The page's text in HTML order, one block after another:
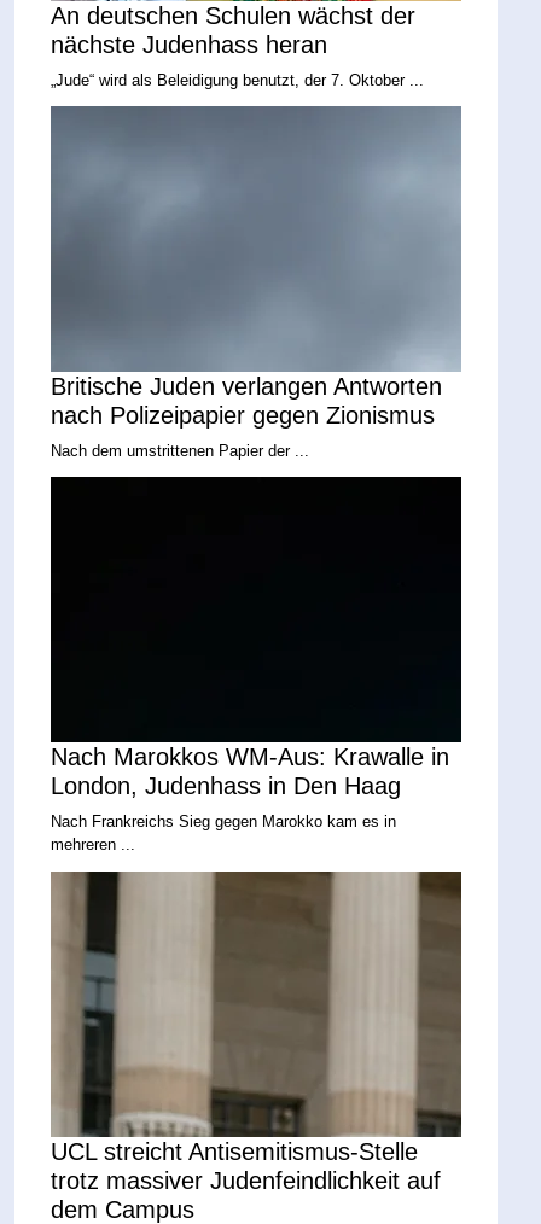
An deutschen Schulen wächst der
nächste Judenhass heran
„Jude“ wird als Beleidigung benutzt, der 7. Oktober ...
Britische Juden verlangen Antworten
nach Polizeipapier gegen Zionismus
Nach dem umstrittenen Papier der ...
Nach Marokkos WM-Aus: Krawalle in
London, Judenhass in Den Haag
Nach Frankreichs Sieg gegen Marokko kam es in
mehreren ...
UCL streicht Antisemitismus-Stelle
trotz massiver Judenfeindlichkeit auf
dem Campus